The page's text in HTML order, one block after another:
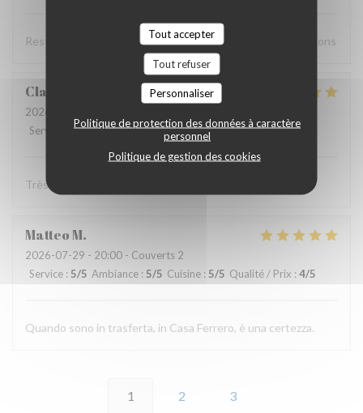
Tout accepter
Tout refuser
Personnaliser
Politique de protection des données à caractère
personnel
Politique de gestion des cookies
Resto super bon,accueil agréable, choix. Nous recommandons
Claude
2026-07-30
Service
4/5 Ambiance:5/5 Cuisine:5/5 Qualité / Prix:5
Très très bon, rien à signaler je reviendrai…
MatteoM
2026-07-29 - 20:00 - Couverts 2
Service : 5/5 Ambiance : 5/5 Cuisine : 5/5 Qualité / Prix : 4/5
Quando sono in trasferta, in Casa Ferrero, è una certezza.
1 2 3